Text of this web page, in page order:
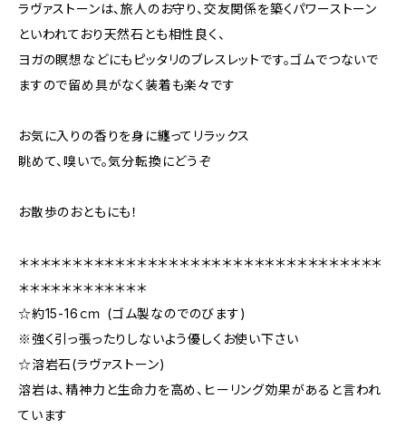
ラヴァストーンは、旅人のお守り、交友関係を築くパワーストーン
といわれており天然石とも相性良く、
ヨガの瞑想などにもピッタリのブレスレットです。ゴムでつないで
ますので留め具がなく装着も楽々です
お気に入りの香りを身に纏ってリラックス
眺めて、嗅いで。気分転換にどうぞ
お散歩のおともにも！
＊＊＊＊＊＊＊＊＊＊＊＊＊＊＊＊＊＊＊＊＊＊＊＊＊＊＊＊＊＊＊＊＊＊
＊＊＊＊＊＊＊＊＊＊＊＊
☆約15-16ｃｍ (ゴム製なのでのびます)
※強く引っ張ったりしないよう優しくお使い下さい
☆溶岩石(ラヴァストーン)
溶岩は、精神力と生命力を高め、ヒーリング効果があると言われ
ています